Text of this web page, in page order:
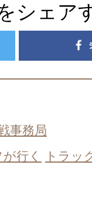
シェア
事務局
行く
トラッ